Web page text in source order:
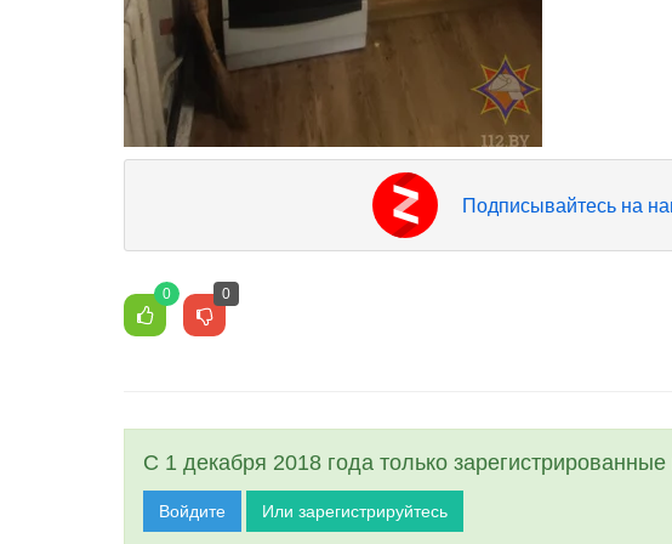
Подписывайтесь на
0 0
С 1 декабря 2018 года только
Войдите Или зарегистрируйтесь